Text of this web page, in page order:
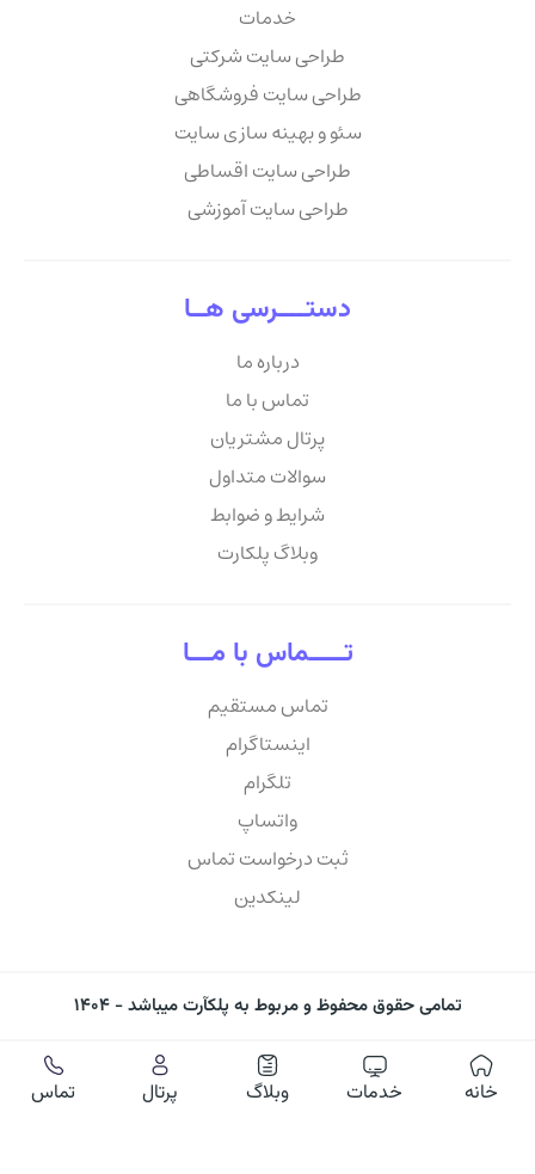
خدمات
طراحی سایت شرکتی
طراحی سایت فروشگاهی
سئو و بهینه سازی سایت
طراحی سایت اقساطی
طراحی سایت آموزشی
دستــــرسی هــا
درباره ما
تماس با ما
پرتال مشتریان
سوالات متداول
شرایط و ضوابط
وبلاگ پلکارت
تـــــماس با مـــا
تماس مستقیم
اینستاگرام
تلگرام
واتساپ
ثبت درخواست تماس
لینکدین
تمامی حقوق محفوظ و مربوط به پلکآرت میباشد - ۱۴۰۴
خانه خدمات وبلاگ پرتال تماس